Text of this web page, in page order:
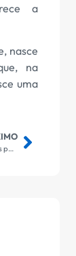
a
nasce
na
uma
Senado aprova regras para uso da inteligência artificial